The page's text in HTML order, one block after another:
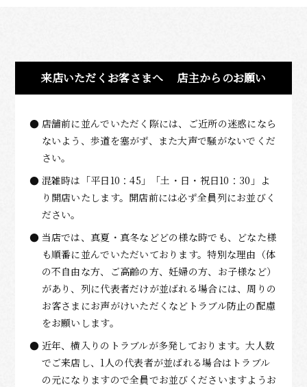
来店いただくお客さまへ 店主からのお願い
店舗前に並んでいただく際には、ご近所の迷惑になら
ないよう、歩道を塞がず、また大声で騒がないでくだ
さい。
混雑時は「平日10：45」「土・日・祝日10：30」よ
り開店いたします。開店前には必ず全員列にお並びく
ださい。
当店では、真夏・真冬などどの様な時でも、どなた様
も順番に並んでいただいております。特別な理由（体
の不自由な方、ご高齢の方、妊婦の方、お子様など）
があり、列に代表者だけが並ばれる場合には、周りの
お客さまにお声がけいただくなどトラブル防止の配慮
をお願いします。
近年、横入りのトラブルが多発しております。大人数
でご来店し、1人の代表者が並ばれる場合はトラブル
の元になりますので全員でお並びくださいますようお